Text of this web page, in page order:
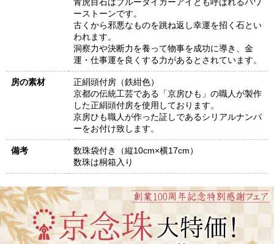
青虎目石はブルータイガーアイとも呼ばれるパワ
ーストーンです。
古くから邪悪なものを跳ね返し幸運を招く石とい
われます。
洞察力や決断力を養って物事を成功に導き、金
運・仕事運を良くする力があるとされています。
房の素材
正絹頭付房（鉄紺色）
京都の伝統工芸である「京房ひも」の職人が製作
した正絹頭付房を使用しております。
京房ひも職人が作った証しであるシリアルナンバ
ーをお付け致します。
備考
数珠袋付き（縦10cm×横17cm）
数珠は桐箱入り